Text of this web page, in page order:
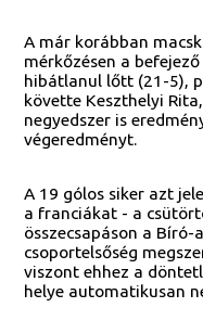
A már korábban
mérkőzésen a
hibátlanul lőtt (21-5),
követte Keszthelyi
negyedszer is
végeredményt.
A 19 gólos siker azt
a franciákat - a
összecsapáson a
csoportelsőség
viszont ehhez a
helye automatikusan